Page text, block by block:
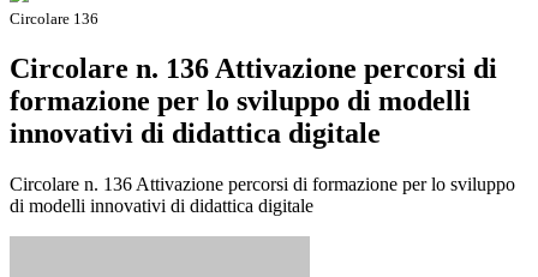
Circolare 136
Circolare n. 136 Attivazione percorsi di
formazione per lo sviluppo di modelli
innovativi di didattica digitale
Circolare n. 136 Attivazione percorsi di formazione per lo sviluppo
di modelli innovativi di didattica digitale